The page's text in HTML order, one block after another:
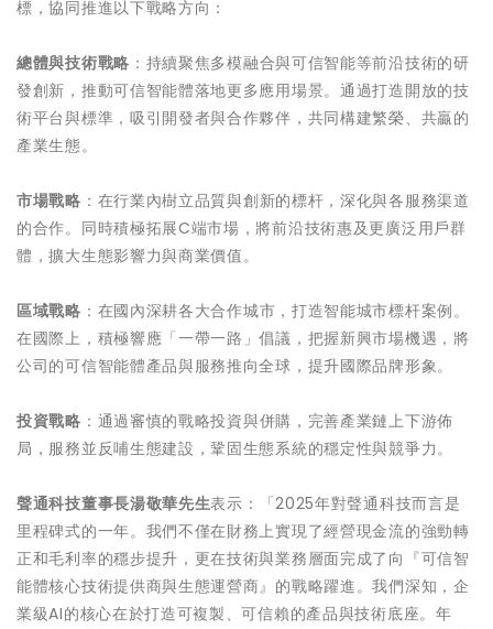
標，協同推進以下戰略方向：
總體與技術戰略 ：持續聚焦多模融合與可信智能等前沿技術的研
發創新，推動可信智能體落地更多應用場景。通過打造開放的技
術平台與標準，吸引開發者與合作夥伴，共同構建繁榮、共贏的
產業生態。
市場戰略 ：在行業內樹立品質與創新的標杆，深化與各服務渠道
的合作。同時積極拓展C端市場，將前沿技術惠及更廣泛用戶群
體，擴大生態影響力與商業價值。
區域戰略 ：在國內深耕各大合作城市，打造智能城市標杆案例。
在國際上，積極響應「一帶一路」倡議，把握新興市場機遇，將
公司的可信智能體產品與服務推向全球，提升國際品牌形象。
投資戰略 ：通過審慎的戰略投資與併購，完善產業鏈上下游佈
局，服務並反哺生態建設，鞏固生態系統的穩定性與競爭力。
聲通科技董事長湯敬華先生表示：「2025年對聲通科技而言是
里程碑式的一年。我們不僅在財務上實現了經營現金流的強勁轉
正和毛利率的穩步提升，更在技術與業務層面完成了向『可信智
能體核心技術提供商與生態運營商』的戰略躍進。我們深知，企
業級AI的核心在於打造可複製、可信賴的產品與技術底座。年